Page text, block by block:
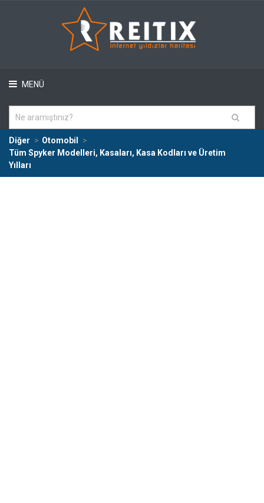
MENÜ
Diğer
Otomobil
Tüm Spyker Modelleri, Kasaları, Kasa Kodları ve Üretim
Yılları